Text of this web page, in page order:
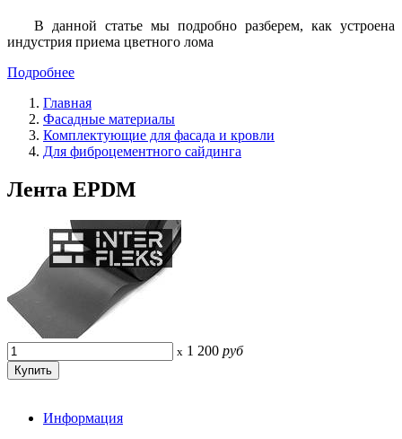
В данной статье мы подробно разберем, как устроена
индустрия приема цветного лома
Подробнее
Главная
Фасадные материалы
Комплектующие для фасада и кровли
Для фиброцементного сайдинга
Лента EPDM
x 1 200 руб
Информация